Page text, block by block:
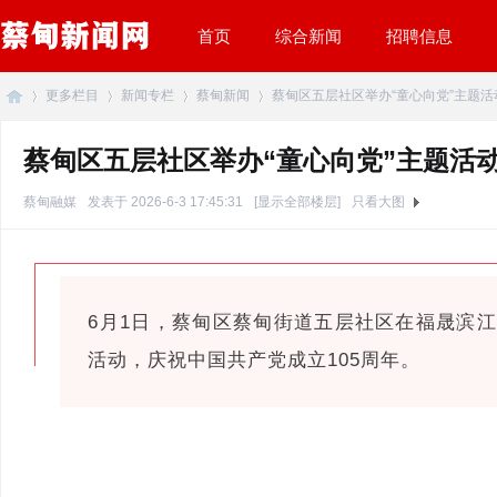
首页 综合新闻 招聘信息
更多栏目 新闻专栏 蔡甸新闻 蔡甸区五层社区举办“童心向党”主题
蔡甸区五层社区举办“童心向党”主题活
蔡甸融媒 发表于 2026-6-3 17:45:31 [显示全部楼层] 只看大图
6月1日，蔡甸区蔡甸街道五层社区在福晟滨
活动，庆祝中国共产党成立105周年。